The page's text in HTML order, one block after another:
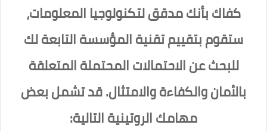
كفاك بأنك مدقق لتكنولوجيا المعلومات،
ستقوم بتقييم تقنية المؤسسة التابعة لك
للبحث عن الاحتمالات المحتملة المتعلقة
بالأمان والكفاءة والامتثال. قد تشمل بعض
مهامك الروتينية التالية: